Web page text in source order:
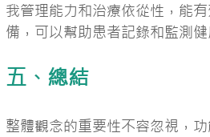
我管理能力和治療依從性，能
備，可以幫助患者記錄和監測
五、總結
整體觀念的重要性不容忽視，